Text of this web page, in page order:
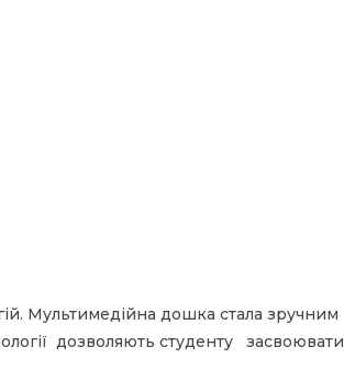
Мультимедійна дошка стала зручним
дозволяють студенту засвоювати